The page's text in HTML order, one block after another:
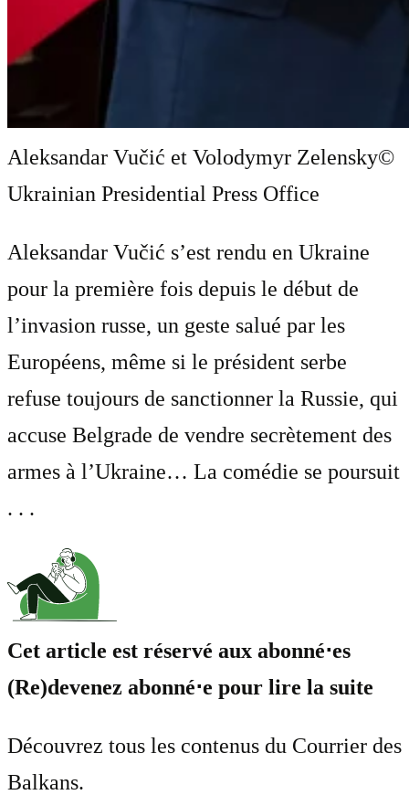
Aleksandar Vučić et Volodymyr Zelensky©
Ukrainian Presidential Press Office
Aleksandar Vučić s’est rendu en Ukraine
pour la première fois depuis le début de
l’invasion russe, un geste salué par les
Européens, même si le président serbe
refuse toujours de sanctionner la Russie, qui
accuse Belgrade de vendre secrètement des
armes à l’Ukraine… La comédie se poursuit
. . .
Cet article est réservé aux abonné⋅es
(Re)devenez abonné⋅e pour lire la suite
Découvrez tous les contenus du Courrier des
Balkans.